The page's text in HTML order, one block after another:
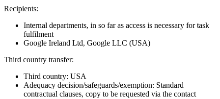
Recipients:
Internal departments, in so far as access is necessary for task
fulfilment
Google Ireland Ltd, Google LLC (USA)
Third country transfer:
Third country: USA
Adequacy decision/safeguards/exemption: Standard
contractual clauses, copy to be requested via the contact